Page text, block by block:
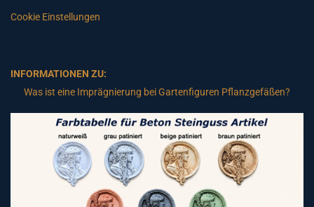
Cookie Einstellungen
INFORMATIONEN ZU:
Was ist eine Imprägnierung bei Gartenfiguren Pflanzgefäßen?